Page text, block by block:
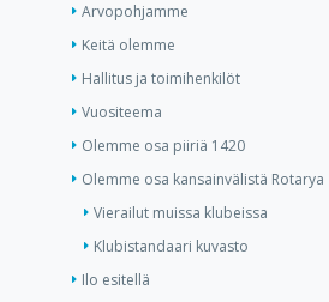
Arvopohjamme
Keitä olemme
Hallitus ja toimihenkilöt
Vuositeema
Olemme osa piiriä 1420
Olemme osa kansainvälistä Rotarya
Vierailut muissa klubeissa
Klubistandaari kuvasto
Ilo esitellä